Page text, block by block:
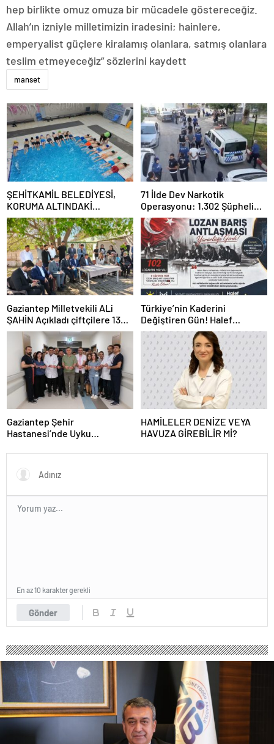
hep birlikte omuz omuza bir mücadele göstereceğiz.
Allah’ın izniyle milletimizin iradesini; hainlere,
emperyalist güçlere kiralamış olanlara, satmış olanlara
teslim etmeyeceğiz” sözlerini kaydett
manset
ŞEHİTKAMİL BELEDİYESİ,
KORUMA ALTINDAKİ
ÇOCUKLARI SPORLA
BULUŞTURUYOR
71 İlde Dev Narkotik
Operasyonu: 1,302 Şüpheli
Yakalandı, 844 Tutuklama
Gaziantep Milletvekili ALi
ŞAHİN Açıkladı çiftçilere 132
Milyon TL acil destek!
Türkiye’nin Kaderini
Değiştiren Gün! Halef
Bilgiç’ten Lozan’ın Yıl
Dönümünde Anlamlı Mesaj!
Gaziantep Şehir
Hastanesi’nde Uyku
Hizmete Açıldı
HAMİLELER DENİZE VEYA
HAVUZA GİREBİLİR Mİ?
Gönder
En az 10 karakter gerekli